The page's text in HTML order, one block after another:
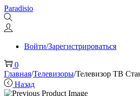
Перейти
к
навигации
Перейти
к
содержимому
Paradisio
Войти/Зарегистрироваться
0
Главная/Телевизоры/Телевизор ТВ
Назад